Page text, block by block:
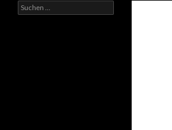
Suche
nach: